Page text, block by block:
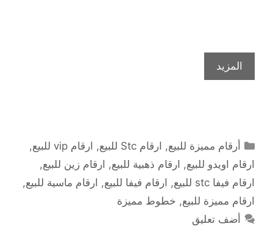
المزيد
التصنيفات
أرقام مميزة للبيع, ارقام Stc للبيع , ارقام vip للبيع
,
ارقام اويدو للبيع, ارقام ذهبية للبيع, ارقام زين للبيع,
ارقام فيفا stc للبيع
, ارقام فيفا للبيع, ارقام ماسية للبيع,
ارقام مميزة للبيع, خطوط مميزة
أضف تعليق